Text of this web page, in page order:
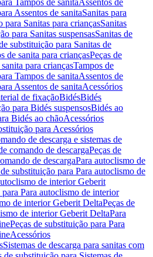
Tampos de sanitaAssentos de
Assentos de sanitaSanitas para
para Sanitas para criançasSanitas
para Sanitas suspensasSanitas de
substituição para Sanitas de
de sanita para criançasPeças de
para criançasTampos de
Tampos de sanitaAssentos de
Assentos de sanitaAcessórios
de fixaçãoBidésBidés
para Bidés suspensosBidés ao
Bidés ao chãoAcessórios
para Acessórios
de descarga e sistemas de
comando de descargaPeças de
de descargaPara autoclismo de
substituição para Para autoclismo de
de interior Geberit
para Para autoclismo de interior
de interior Geberit DeltaPeças de
de interior Geberit DeltaPara
Peças de substituição para Para
Acessórios
Sistemas de descarga para sanitas com